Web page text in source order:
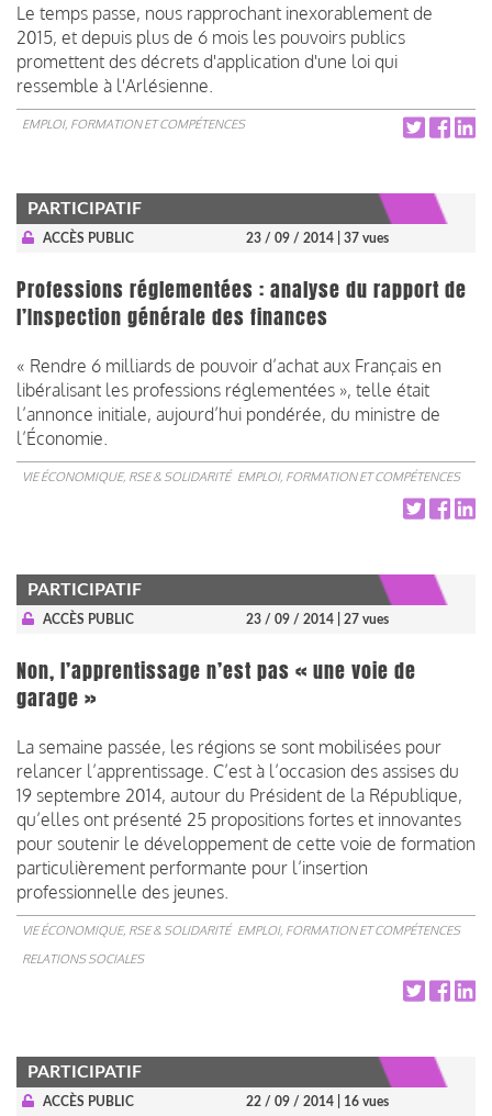
Le temps passe, nous rapprochant inexorablement de
2015, et depuis plus de 6 mois les pouvoirs publics
promettent des décrets d'application d'une loi qui
ressemble à l'Arlésienne.
EMPLOI, FORMATION ET COMPÉTENCES
PARTICIPATIF
ACCÈS PUBLIC 23 / 09 / 2014 | 37 vues
Professions réglementées : analyse du rapport de
l’Inspection générale des finances
« Rendre 6 milliards de pouvoir d’achat aux Français en
libéralisant les professions réglementées », telle était
l’annonce initiale, aujourd’hui pondérée, du ministre de
l’Économie.
VIE ÉCONOMIQUE, RSE & SOLIDARITÉ EMPLOI, FORMATION ET COMPÉTENCES
PARTICIPATIF
ACCÈS PUBLIC 23 / 09 / 2014 | 27 vues
Non, l’apprentissage n’est pas « une voie de
garage »
La semaine passée, les régions se sont mobilisées pour
relancer l’apprentissage. C’est à l’occasion des assises du
19 septembre 2014, autour du Président de la République,
qu’elles ont présenté 25 propositions fortes et innovantes
pour soutenir le développement de cette voie de formation
particulièrement performante pour l’insertion
professionnelle des jeunes.
VIE ÉCONOMIQUE, RSE & SOLIDARITÉ EMPLOI, FORMATION ET COMPÉTENCES
RELATIONS SOCIALES
PARTICIPATIF
ACCÈS PUBLIC 22 / 09 / 2014 | 16 vues